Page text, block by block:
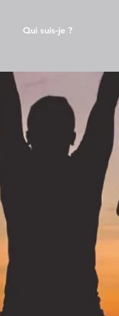
Qui suis-je ?